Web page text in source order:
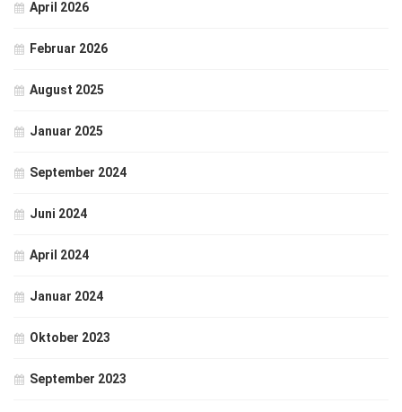
April 2026
Februar 2026
August 2025
Januar 2025
September 2024
Juni 2024
April 2024
Januar 2024
Oktober 2023
September 2023